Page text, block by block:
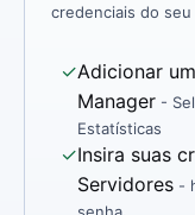
credenciais do
✓Adicionar
Manager -
Estatísticas
✓Insira suas
Servidores -